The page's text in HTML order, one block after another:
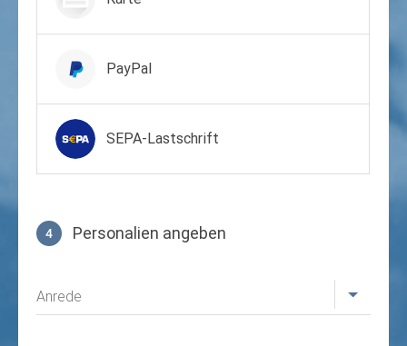
PayPal
SEPA-Lastschrift
4 Personalien angeben
Anrede